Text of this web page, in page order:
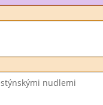
nudlemi